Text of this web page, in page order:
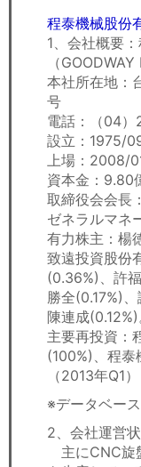
程泰機械股份
1、会社概要
（
本社所在地：
号
電話：（04
設立：1975/
上場：2008/
資本金：9.80
取締役会会長
ゼネラルマネ
有力株主：楊
致遠投資股份
(0.36%)、許
勝全(0.17%)、
陳連成
主要再投資：
(100%)、程
（2013年Q1）
※データベー
2、会社運営
主にCNC旋